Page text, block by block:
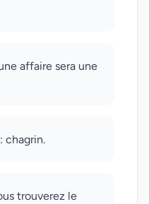
affaire sera une
chagrin.
trouverez le